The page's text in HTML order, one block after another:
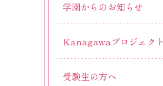
学園からのお知らせ
Kanagawaプロジェクト
受験生の方へ